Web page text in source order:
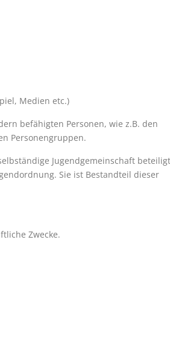
Medien etc.)
befähigten Personen, wie z.B. den
Personengruppen.
Jugendgemeinschaft
Sie ist Bestandteil dieser
Zwecke.